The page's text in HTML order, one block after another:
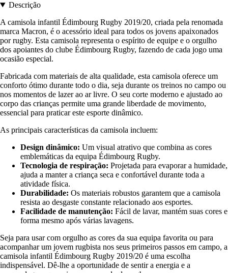
Descrição
A camisola infantil Édimbourg Rugby 2019/20, criada pela renomada
marca Macron, é o acessório ideal para todos os jovens apaixonados
por rugby. Esta camisola representa o espírito de equipe e o orgulho
dos apoiantes do clube Édimbourg Rugby, fazendo de cada jogo uma
ocasião especial.
Fabricada com materiais de alta qualidade, esta camisola oferece um
conforto ótimo durante todo o dia, seja durante os treinos no campo ou
nos momentos de lazer ao ar livre. O seu corte moderno e ajustado ao
corpo das crianças permite uma grande liberdade de movimento,
essencial para praticar este esporte dinâmico.
As principais características da camisola incluem:
Design dinâmico: Um visual atrativo que combina as cores
emblemáticas da equipa Édimbourg Rugby.
Tecnologia de respiração: Projetada para evaporar a humidade,
ajuda a manter a criança seca e confortável durante toda a
atividade física.
Durabilidade: Os materiais robustos garantem que a camisola
resista ao desgaste constante relacionado aos esportes.
Facilidade de manutenção: Fácil de lavar, mantém suas cores e
forma mesmo após várias lavagens.
Seja para usar com orgulho as cores da sua equipa favorita ou para
acompanhar um jovem rugbista nos seus primeiros passos em campo, a
camisola infantil Édimbourg Rugby 2019/20 é uma escolha
indispensável. Dê-lhe a oportunidade de sentir a energia e a